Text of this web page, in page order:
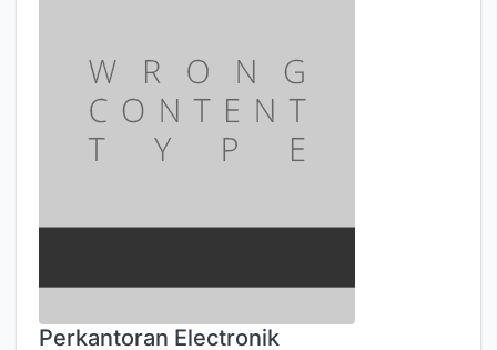
Perkantoran Electronik